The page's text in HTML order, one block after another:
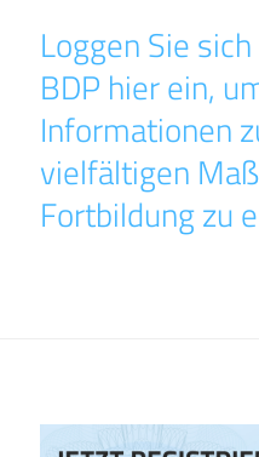
Loggen Sie
BDP hier ein,
Informationen
vielfältigen
Fortbildung zu